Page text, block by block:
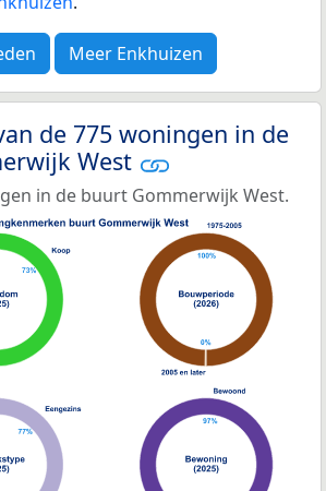
Meer Enkhuizen
de 775 woningen in de
West
in de buurt Gommerwijk West.